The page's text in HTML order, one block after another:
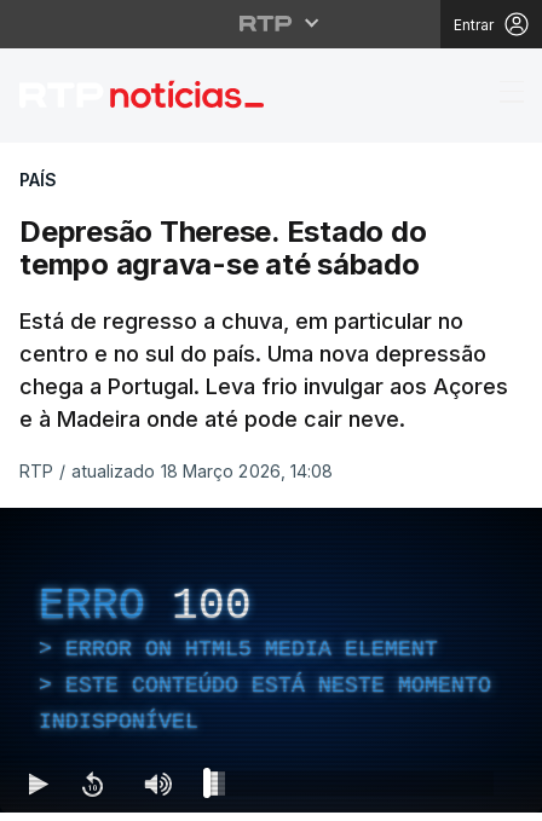
Entrar
Depresão Therese.
PAÍS
Depresão Therese. Estado do
tempo agrava-se até sábado
Está de regresso a chuva, em particular no
centro e no sul do país. Uma nova depressão
chega a Portugal. Leva frio invulgar aos Açores
e à Madeira onde até pode cair neve.
RTP / atualizado 18 Março 2026, 14:08
ERRO 100
ERROR ON HTML5 MEDIA ELEMENT
ESTE CONTEÚDO ESTÁ NESTE MOMENTO
INDISPONÍVEL